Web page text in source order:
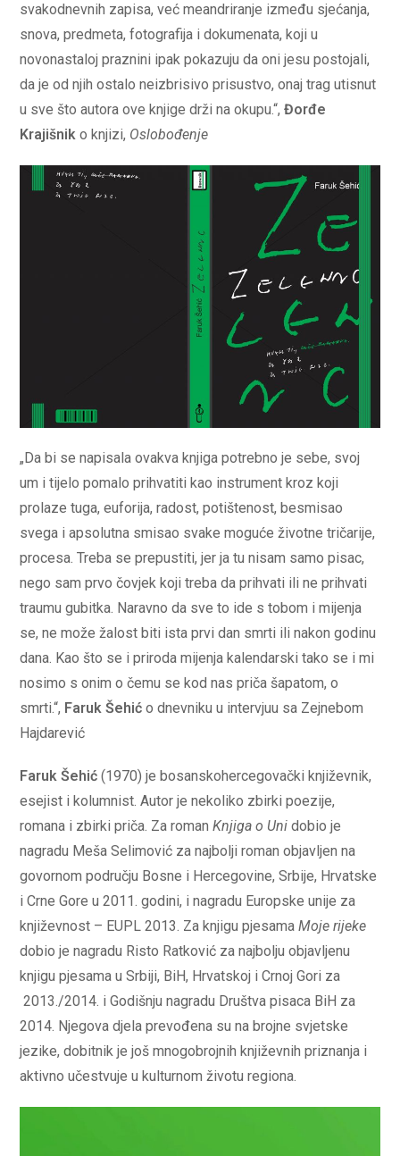
svakodnevnih zapisa, već meandriranje između sjećanja,
snova, predmeta, fotografija i dokumenata, koji u
novonastaloj praznini ipak pokazuju da oni jesu postojali,
da je od njih ostalo neizbrisivo prisustvo, onaj trag utisnut
u sve što autora ove knjige drži na okupu.“,Đorđe
Krajišnik o knjizi, Oslobođenje
„Da bi se napisala ovakva knjiga potrebno je sebe, svoj
um i tijelo pomalo prihvatiti kao instrument kroz koji
prolaze tuga, euforija, radost, potištenost, besmisao
svega i apsolutna smisao svake moguće životne tričarije,
procesa. Treba se prepustiti, jer ja tu nisam samo pisac,
nego sam prvo čovjek koji treba da prihvati ili ne prihvati
traumu gubitka. Naravno da sve to ide s tobom i mijenja
se, ne može žalost biti ista prvi dan smrti ili nakon godinu
dana. Kao što se i priroda mijenja kalendarski tako se i mi
nosimo s onim o čemu se kod nas priča šapatom, o
smrti.“, Faruk Šehić o dnevniku u intervjuu sa Zejnebom
Hajdarević
Faruk Šehić (1970) je bosanskohercegovački književnik,
esejist i kolumnist. Autor je nekoliko zbirki poezije,
romana i zbirki priča. Za romanKnjiga o Uni dobio je
nagradu Meša Selimović za najbolji roman objavljen na
govornom području Bosne i Hercegovine, Srbije, Hrvatske
i Crne Gore u 2011. godini, i nagradu Europske unije za
književnost – EUPL 2013. Za knjigu pjesamaMoje rijeke
dobio je nagradu Risto Ratković za najbolju objavljenu
knjigu pjesama u Srbiji, BiH, Hrvatskoj i Crnoj Gori za
2013./2014. i Godišnju nagradu Društva pisaca BiH za
2014. Njegova djela prevođena su na brojne svjetske
jezike, dobitnik je još mnogobrojnih književnih priznanja i
aktivno učestvuje u kulturnom životu regiona.